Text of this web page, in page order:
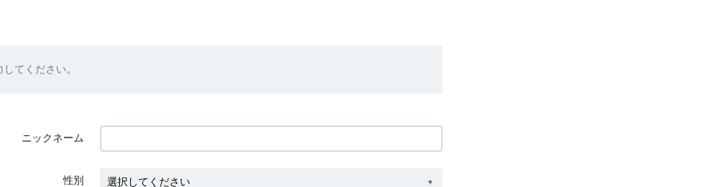
てください。
ニックネーム
性別